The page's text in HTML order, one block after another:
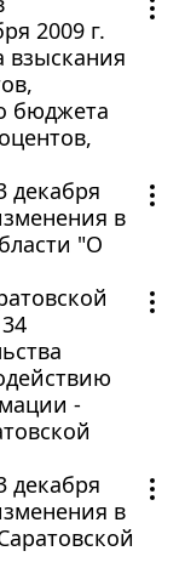
2009 г.
взыскания
бюджета
декабря
в
"О
-
декабря
в